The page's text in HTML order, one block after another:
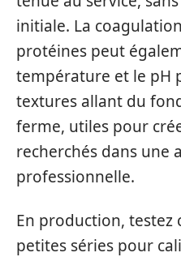
initiale. La
protéines peut
température et le pH
textures allant du
ferme, utiles pour
recherchés dans une
professionnelle.
En production, testez
petites séries pour